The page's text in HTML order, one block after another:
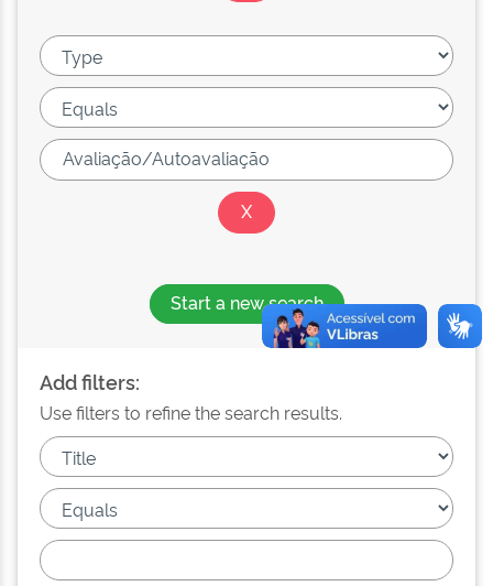
Start a new search
Add filters:
Use filters to refine the search results.